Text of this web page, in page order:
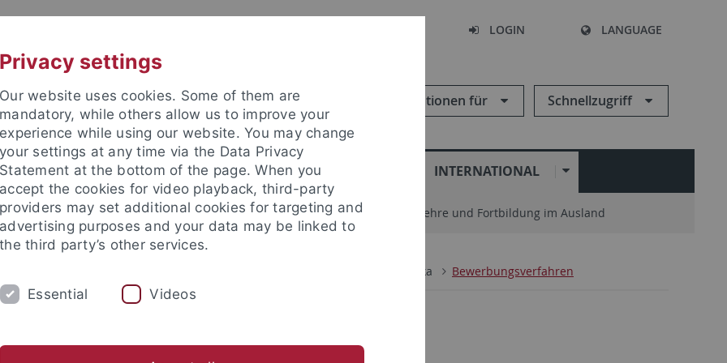
LOGIN LANGUAGE
Informationen für Schnellzugriff
FORSCHUNG EINRICHTUNGEN INTERNATIONAL
im Ausland Sprachen lernen Forschung Welcome Center Lehre und Fortbildung im Ausland
Afrika Bewerbungsverfahren
Privacy settings
Our website uses cookies. Some of them are
mandatory, while others allow us to improve your
experience while using our website. You may change
your settings at any time via the Data Privacy
Statement at the bottom of the page. When you
accept the cookies for video playback, third-party
providers may set additional cookies for targeting and
advertising purposes and your data may be linked to
the third party’s other services.
Essential Videos